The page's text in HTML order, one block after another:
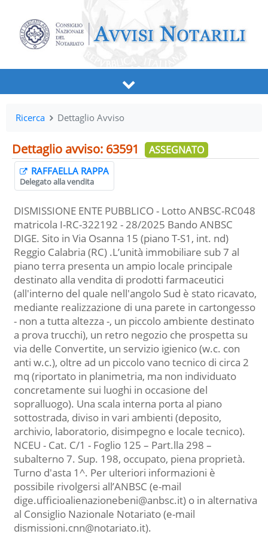
Ricerca Dettaglio Avviso
Dettaglio avviso: 63591 ASSEGNATO
RAFFAELLA RAPPA
Delegato alla vendita
DISMISSIONE ENTE PUBBLICO - Lotto ANBSC-RC048
matricola I-RC-322192 - 28/2025 Bando ANBSC
DIGE. Sito in Via Osanna 15 (piano T-S1, int. nd)
Reggio Calabria (RC) .L’unità immobiliare sub 7 al
piano terra presenta un ampio locale principale
destinato alla vendita di prodotti farmaceutici
(all'interno del quale nell'angolo Sud è stato ricavato,
mediante realizzazione di una parete in cartongesso
- non a tutta altezza -, un piccolo ambiente destinato
a prova trucchi), un retro negozio che prospetta su
via delle Convertite, un servizio igienico (w.c. con
anti w.c.), oltre ad un piccolo vano tecnico di circa 2
mq (riportato in planimetria, ma non individuato
concretamente sui luoghi in occasione del
sopralluogo). Una scala interna porta al piano
sottostrada, diviso in vari ambienti (deposito,
archivio, laboratorio, disimpegno e locale tecnico).
NCEU - Cat. C/1 - Foglio 125 – Part.lla 298 –
subalterno 7. Sup. 198, occupato, piena proprietà.
Turno d'asta 1^. Per ulteriori informazioni è
possibile rivolgersi all’ANBSC (e-mail
dige.ufficioalienazionebeni@anbsc.it) o in alternativa
al Consiglio Nazionale Notariato (e-mail
dismissioni.cnn@notariato.it).